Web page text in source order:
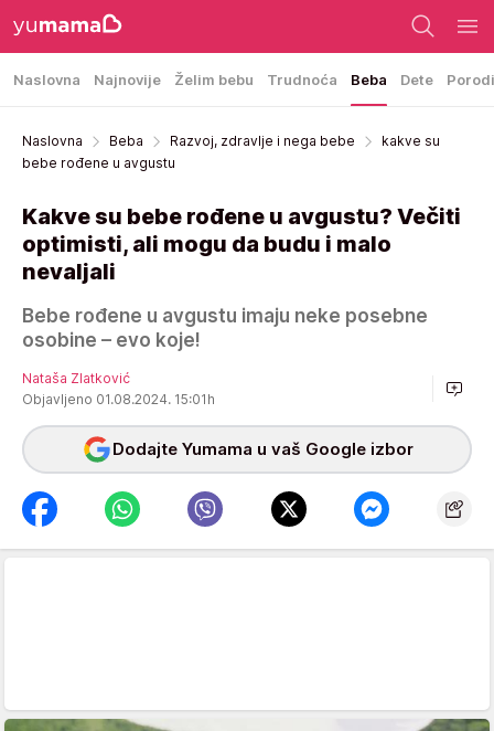
Naslovna Najnovije Želim bebu Trudnoća Beba Dete
Naslovna Beba Razvoj, zdravlje i nega bebe
kakve su
bebe rođene u avgustu
Kakve su bebe rođene u avgustu? Večiti
optimisti, ali mogu da budu i malo
nevaljali
Bebe rođene u avgustu imaju neke posebne
osobine – evo koje!
Nataša Zlatković
Objavljeno 01.08.2024. 15:01h
Dodajte Yumama u vaš Google izbor